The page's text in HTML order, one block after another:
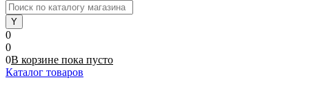
0
0
0В корзине пока пусто
Каталог товаров